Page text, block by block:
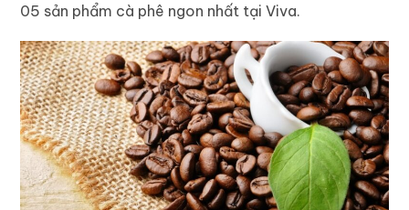
05 sản phẩm cà phê ngon nhất tại Viva.